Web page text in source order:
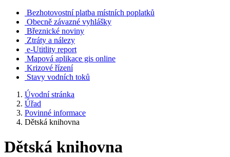
Bezhotovostní platba místních poplatků
Obecně závazné vyhlášky
Březnické noviny
Ztráty a nálezy
e-Utitlity report
Mapová aplikace gis online
Krizové řízení
Stavy vodních toků
Úvodní stránka
Úřad
Povinné informace
Dětská knihovna
Dětská knihovna